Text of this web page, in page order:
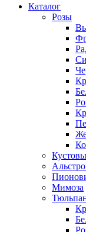
Каталог
Розы
Мимоза